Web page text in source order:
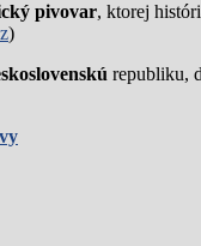
pivovar, ktorej
)
republiku,